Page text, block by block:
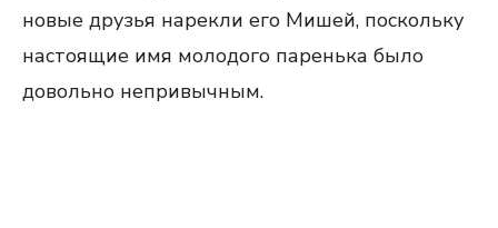
новые друзья нарекли его Мишей, поскольку
настоящие имя молодого паренька было
довольно непривычным.